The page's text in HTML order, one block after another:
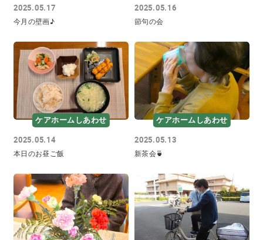
2025.05.17
今月の壁画♪
2025.05.16
節句の会
ケアホームしあわせ
2025.05.14
本日のお昼ご飯
ケアホームしあわせ
2025.05.13
新茶会🍵